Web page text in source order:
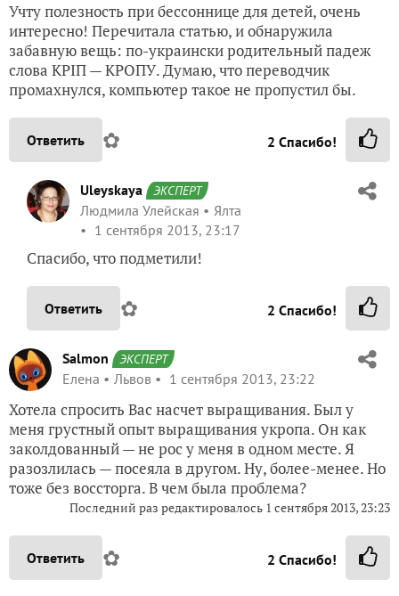
Учту полезность при бессоннице для детей, очень
интересно! Перечитала статью, и обнаружила
забавную вещь: по-украински родительный падеж
слова КРІП — КРОПУ. Думаю, что переводчик
промахнулся, компьютер такое не пропустил бы.
Ответить ✿ 2 Спасибо!
Uleyskaya ЭКСПЕРТ
Людмила Улейская
Ялта
1 сентября 2013, 23:17
Спасибо, что подметили!
Ответить ✿ 2 Спасибо!
Salmon ЭКСПЕРТ
Елена Львов 1 сентября 2013, 23:22
Хотела спросить Вас насчет выращивания. Был у
меня грустный опыт выращивания укропа. Он как
заколдованный — не рос у меня в одном месте. Я
разозлилась — посеяла в другом. Ну, более-менее. Но
тоже без воссторга. В чем была проблема?
Последний раз редактировалось 1 сентября 2013, 23:23
Ответить ✿ 2 Спасибо!